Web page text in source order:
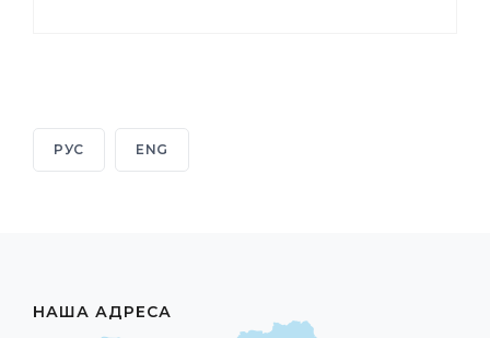
РУС ENG
НАША АДРЕСА